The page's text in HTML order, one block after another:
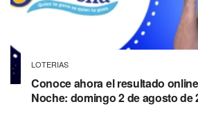
LOTERIAS
Conoce ahora el resultado
Noche: domingo 2 de agosto de